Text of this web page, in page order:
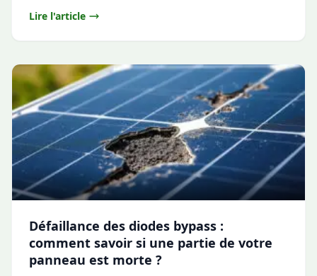
Lire l'article
Défaillance des diodes bypass :
comment savoir si une partie de votre
panneau est morte ?